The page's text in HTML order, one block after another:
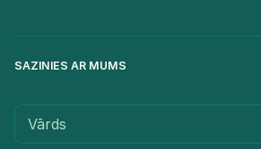
SAZINIES AR MUMS